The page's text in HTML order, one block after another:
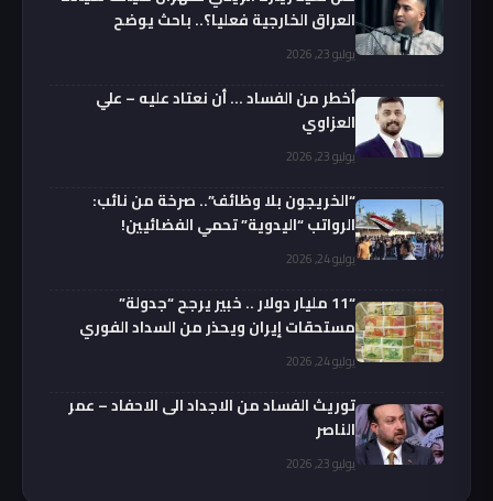
العراق الخارجية فعليا؟.. باحث يوضح
يوليو 23, 2026
أخطر من الفساد … أن نعتاد عليه – علي
العزاوي
يوليو 23, 2026
“الخريجون بلا وظائف”.. صرخة من نائب:
الرواتب “اليدوية” تحمي الفضائيين!
يوليو 24, 2026
“11 مليار دولار .. خبير يرجح “جدولة”
مستحقات إيران ويحذر من السداد الفوري
يوليو 24, 2026
توريث الفساد من الاجداد الى الاحفاد – عمر
الناصر
يوليو 23, 2026